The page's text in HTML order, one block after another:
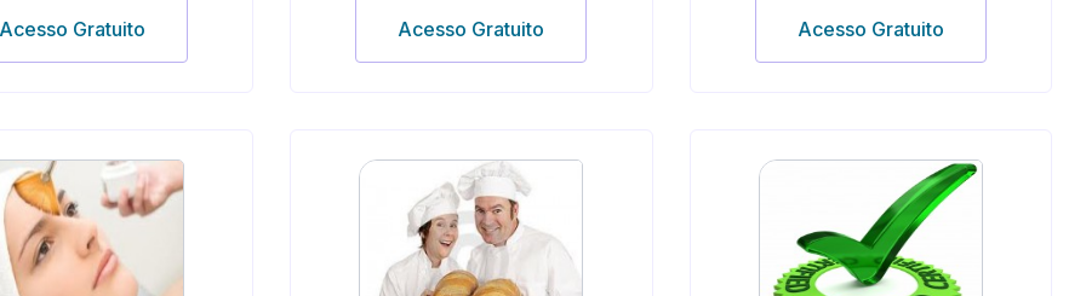
Gratuito Acesso Gratuito Acesso Gratuito